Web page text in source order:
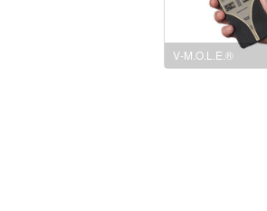
V-M.O.L.E.®